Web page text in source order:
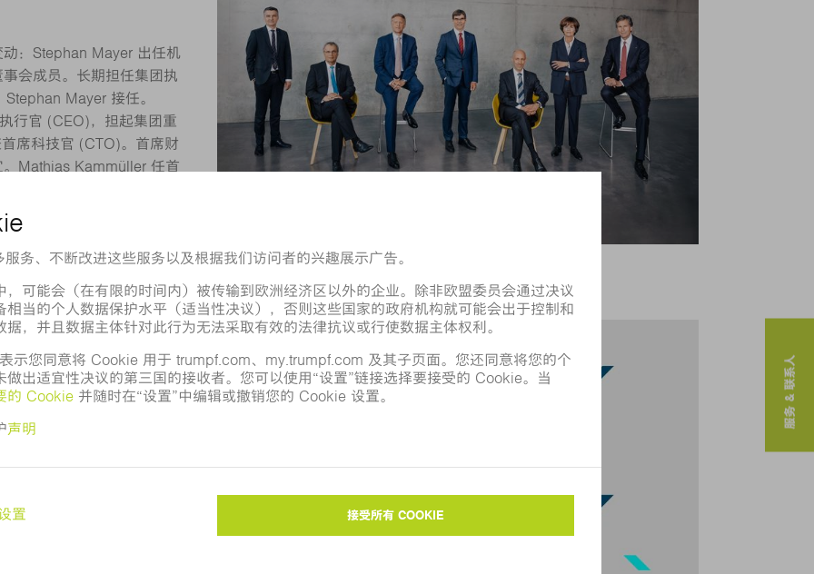
：Stephan Mayer 出任机
会成员。长期担任集团执
Mayer 接任。
行官 (CEO)，担起集团重
席科技官 (CTO)。首席财
Mathias Kammüller 任首
兼劳工董事 Oliver
。同时也是开创性未来技术
服务 & 联系人